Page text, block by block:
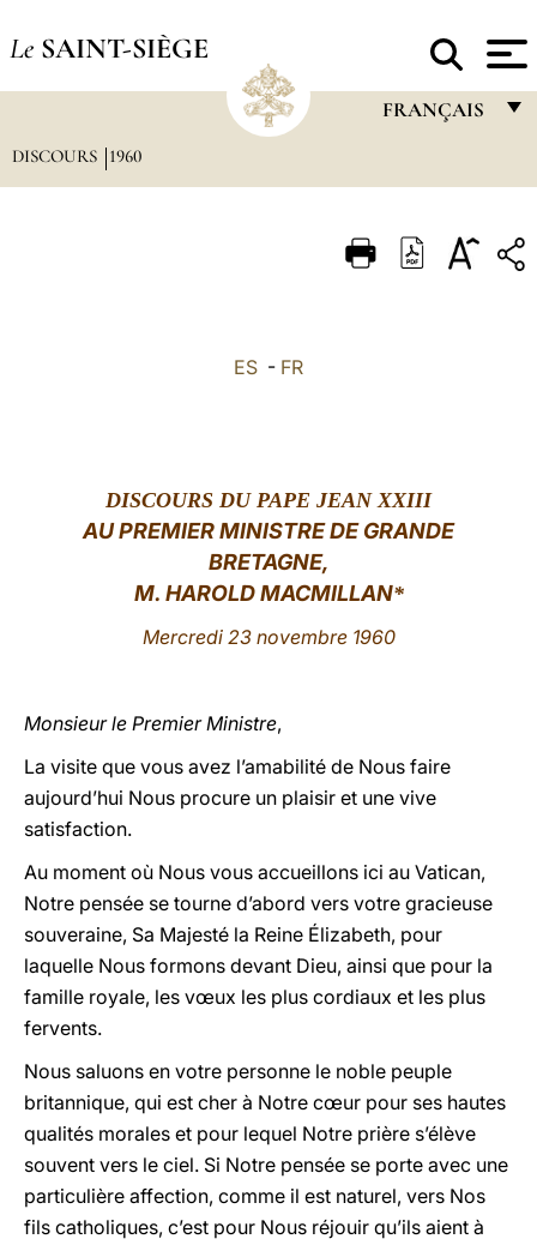
Le SAINT-SIÈGE
FRANÇAIS
ITALIANO
中文
DISCOURS 1960
ES - FR
DISCOURS DU PAPE JEAN XXIII
AU PREMIER MINISTRE DE GRANDE
BRETAGNE,
M. HAROLD MACMILLAN*
Mercredi 23 novembre 1960
Monsieur le Premier Ministre,
La visite que vous avez l’amabilité de Nous faire
aujourd’hui Nous procure un plaisir et une vive
satisfaction.
Au moment où Nous vous accueillons ici au Vatican,
Notre pensée se tourne d’abord vers votre gracieuse
souveraine, Sa Majesté la Reine Élizabeth, pour
laquelle Nous formons devant Dieu, ainsi que pour la
famille royale, les vœux les plus cordiaux et les plus
fervents.
Nous saluons en votre personne le noble peuple
britannique, qui est cher à Notre cœur pour ses hautes
qualités morales et pour lequel Notre prière s’élève
souvent vers le ciel. Si Notre pensée se porte avec une
particulière affection, comme il est naturel, vers Nos
fils catholiques, c’est pour Nous réjouir qu’ils aient à